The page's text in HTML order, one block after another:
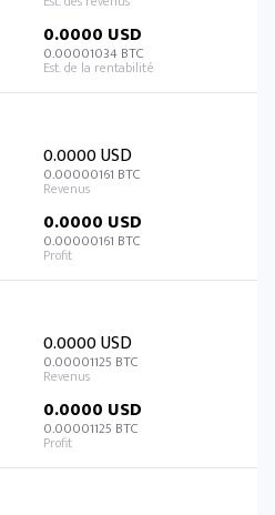
0.0000 USD
0.00001034 BTC
0.0000 USD
0.00000161 BTC
0.0000 USD
0.00000161 BTC
0.0000 USD
0.00001125 BTC
0.0000 USD
0.00001125 BTC